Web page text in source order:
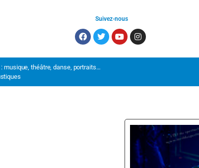
Suivez-nous
musique, théâtre, danse, portraits…